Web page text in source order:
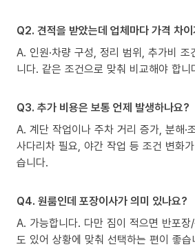
Q2. 견적을 받았는데 업체마다 가격 차
A. 인원·차량 구성, 정리 범위, 추가비
니다. 같은 조건으로 맞춰 비교해야 합니
Q3. 추가 비용은 보통 언제 발생하나요?
A. 계단 작업이나 주차 거리 증가, 분해·
사다리차 필요, 야간 작업 등 조건 변화
습니다.
Q4. 원룸인데 포장이사가 의미 있나요?
A. 가능합니다. 다만 짐이 적으면 반포
도 있어 상황에 맞춰 선택하는 편이 좋습